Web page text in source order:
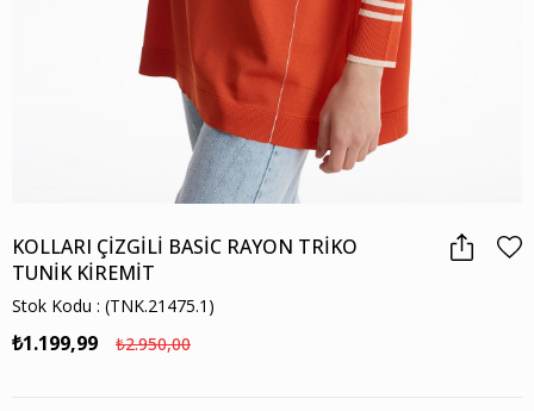
KOLLARI ÇİZGİLİ BASİC RAYON TRİKO
TUNİK KİREMİT
Stok Kodu
(TNK.21475.1)
₺2.950,00
₺1.199,99